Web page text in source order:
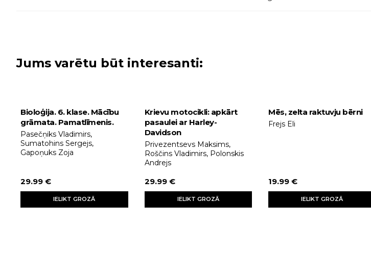
Jums varētu būt interesanti:
Bioloģija. 6. klase. Mācību
grāmata. Pamatlīmenis.
Pasečņiks Vladimirs,
Sumatohins Sergejs,
Gapoņuks Zoja
29.99 €
IELIKT GROZĀ
Krievu motocikli: apkārt
pasaulei ar Harley-
Davidson
Privezentsevs Maksims,
Roščins Vladimirs, Polonskis
Andrejs
29.99 €
IELIKT GROZĀ
Mēs, zelta raktuvju bērni
Frejs Eli
19.99 €
IELIKT GROZĀ